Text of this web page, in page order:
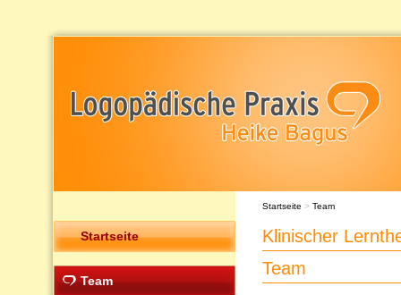
Startseite
Team
Startseite > Team
Klinischer
Team